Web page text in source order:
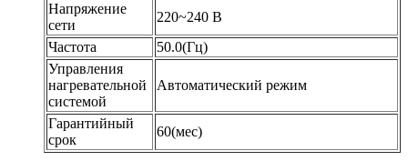
Напряжение
сети
220~240 В
Частота
50.0(Гц)
Управления
нагревательной
системой
Автоматический режим
Гарантийный
срок
60(мес)